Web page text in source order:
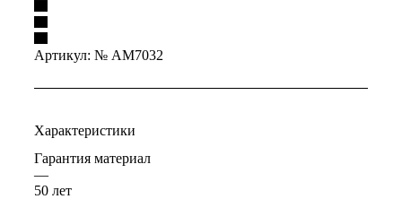
Артикул: № AM7032
Характеристики
Гарантия материал
—
50 лет